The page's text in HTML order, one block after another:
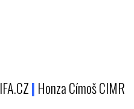
IFA.CZ| Honza Címoš CIMR